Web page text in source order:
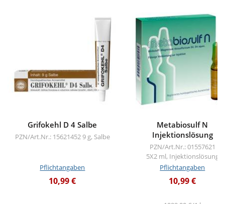
Grifokehl D 4 Salbe
PZN/Art.Nr.: 156214529 g, Salbe
Pflichtangaben
10,99 €
Metabiosulf N
Injektionslösung
PZN/Art.Nr.: 01557621
5X2 ml, Injektionslösung
Pflichtangaben
10,99 €